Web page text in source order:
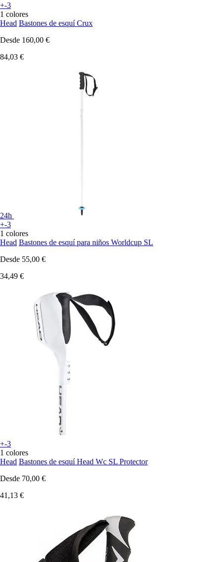
+-3
1 colores
Head Bastones de esquí Crux
Desde 160,00 €
84,03 €
24h
+-3
1 colores
Head Bastones de esquí para niños Worldcup SL
Desde 55,00 €
34,49 €
+-3
1 colores
Head Bastones de esquí Head Wc SL Protector
Desde 70,00 €
41,13 €